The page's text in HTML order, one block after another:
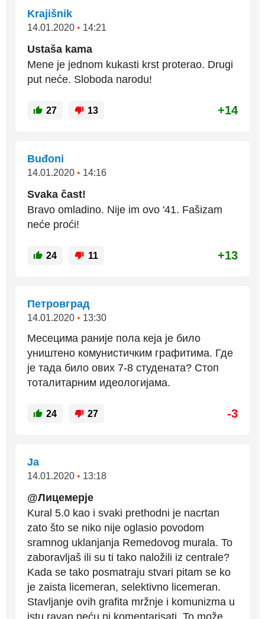
Krajišnik
14.01.2020 • 14:21
Ustaša kama
Mene je jednom kukasti krst proterao. Drugi
put neće. Sloboda narodu!
27 13 +14
Buđoni
14.01.2020 • 14:16
Svaka čast!
Bravo omladino. Nije im ovo '41. Fašizam
neće proći!
24 11 +13
Петровград
14.01.2020 • 13:30
Месецима раније пола кеја је било
уништено комунистичким графитима. Где
је тада било ових 7-8 студената? Стоп
тоталитарним идеологијама.
24 27 -3
Ja
14.01.2020 • 13:18
@Лицемерје
Kural 5.0 kao i svaki prethodni je nacrtan
zato što se niko nije oglasio povodom
sramnog uklanjanja Remedovog murala. To
zaboravljaš ili su ti tako naložili iz centrale?
Kada se tako posmatraju stvari pitam se ko
je zaista licemeran, selektivno licemeran.
Stavljanje ovih grafita mržnje i komunizma u
istu ravan neću ni komentarisati. To može